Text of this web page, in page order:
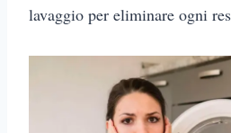
lavaggio per eliminare ogni